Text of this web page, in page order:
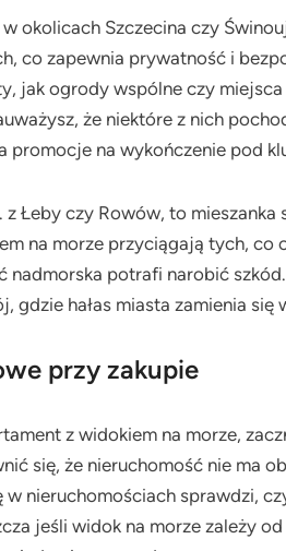
okolicach Szczecina czy
co zapewnia prywatność i
jak ogrody wspólne czy
że niektóre z nich
promocje na wykończenie pod
Łeby czy Rowów, to mieszanka
na morze przyciągają tych, co
nadmorska potrafi narobić
gdzie hałas miasta zamienia się
przy zakupie
z widokiem na morze,
się, że nieruchomość nie ma
nieruchomościach sprawdzi,
jeśli widok na morze zależy